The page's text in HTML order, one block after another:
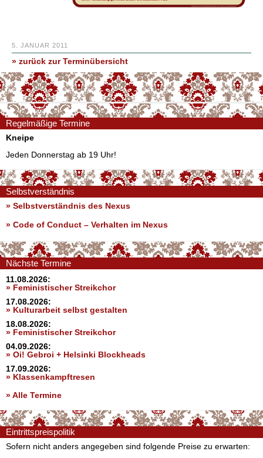
5. JANUAR 2011
» zurück zur Terminübersicht
Regelmäßige Termine
Kneipe
Jeden Donnerstag ab 19 Uhr!
Selbstverständnis
» Selbstverständnis des Nexus
» Code of Conduct – Verhalten im Nexus
Nächste Termine
11.08.2026:
» Feministischer Streikchor
17.08.2026:
» Kulturarbeit selbst gestalten
18.08.2026:
» Feministischer Streikchor
04.09.2026:
» Oi! Gebroi + Helsinki Blockheads
17.09.2026:
» Klassenkampftresen
» Alle Termine
Eintrittspreispolitik
Sofern nicht anders angegeben sind folgende Preise zu erwarten: